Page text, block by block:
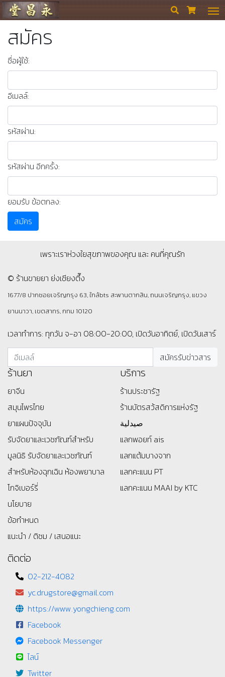
ร้านขายยา ย่งเชียงตึ๊ง  
สมัคร
ชื่อผู้ใช้:
อีเมลล์:
รหัสผ่าน:
รหัสผ่าน อีกครั้ง:
ยอมรับ ข้อตกลง:
สมัคร
เพราะเราห่วงใยสุขภาพของคุณ และ คนที่คุณรัก
© ร้านขายยา ย่งเชียงตึ๊ง
1677/8 ปากซอยเจริญกรุง 63, ใกล้bts สะพานตากสิน, ถนนเจริญกรุง, แขวง
ยานนาวา, เขตสาทร, กทม 10120
เวลาทำการ: ทุกวัน จ-อา 08:00-20:00, เปิดวันอาทิตย์, เปิดวันเสาร์
ร้านยา
ยาจีน
สมุนไพรไทย
ยาแผนปัจจุบัน
รับจัดยาและเวชภัณฑ์สำหรับ
มูลนิธิ รับจัดยาและเวชภัณฑ์
สำหรับห้องฉุกเฉิน ห้องพยาบาล
โกจิเบอร์รี่
นโยบาย
ข้อกำหนด
แนะนำ / ติชม / เสนอแนะ
บริการ
ร้านประชารัฐ
ร้านบัตรสว้สดิการแห่งรัฐ
صيدلية
แลกพอยท์ ais
แลกแต้มบางจาก
แลกคะแนน PT
แลกคะแนน MAAI by KTC
ติดต่อ
02-212-4082
yc.drugstore@gmail.com
https://www.yongchieng.com
Facebook
Facebook Messenger
ไลน์
Twitter